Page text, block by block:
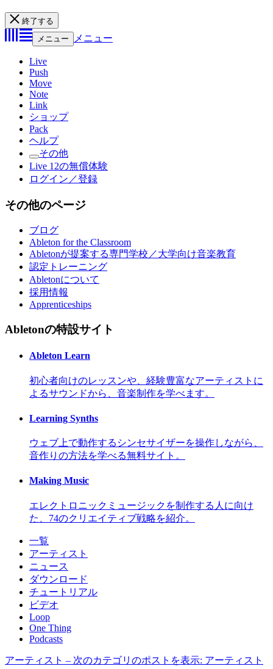
終了する
メニュー
メニュー
Live
Push
Move
Note
Link
ショップ
Pack
ヘルプ
その他
Live 12の無償体験
ログイン／登録
その他のページ
ブログ
Ableton for the Classroom
Abletonが提案する専門学校／大学向け音楽教育
認定トレーニング
Abletonについて
採用情報
Apprenticeships
Abletonの特設サイト
Ableton Learn
初心者向けのレッスンや、経験豊富なアーティストに
よるサウンドから、音楽制作を学べます。
Learning Synths
ウェブ上で動作するシンセサイザーを操作しながら、
音作りの方法を学べる無料サイト。
Making Music
エレクトロニックミュージックを制作する人に向け
た、74のクリエイティブ戦略を紹介。
一覧
アーティスト
ニュース
ダウンロード
チュートリアル
ビデオ
Loop
One Thing
Podcasts
アーティスト – 次のカテゴリのポストを表示: アーティスト